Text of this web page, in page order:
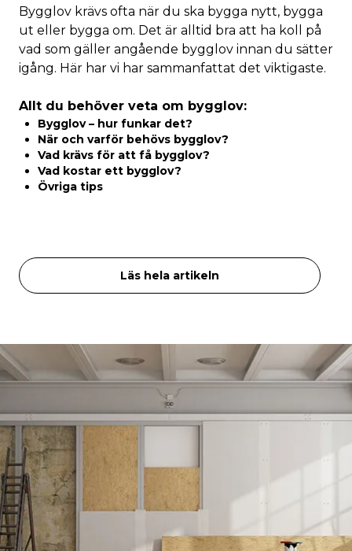
Bygglov krävs ofta när du ska bygga nytt, bygga
ut eller bygga om. Det är alltid bra att ha koll på
vad som gäller angående bygglov innan du sätter
igång. Här har vi har sammanfattat det viktigaste.
Allt du behöver veta om bygglov:
Bygglov – hur funkar det?
När och varför behövs bygglov?
Vad krävs för att få bygglov?
Vad kostar ett bygglov?
Övriga tips
Läs hela artikeln